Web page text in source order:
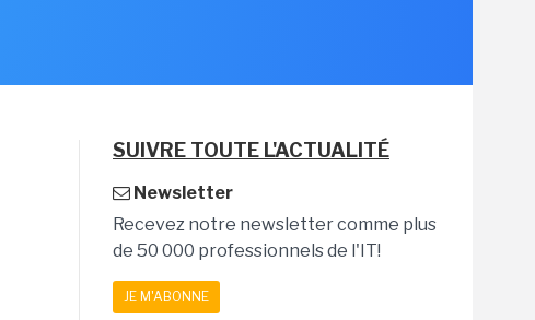
SUIVRE TOUTE L'ACTUALITÉ
Newsletter
Recevez notre newsletter comme plus
de 50 000 professionnels de l'IT!
JE M'ABONNE